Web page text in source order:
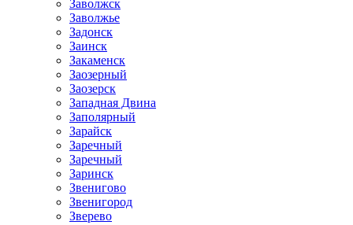
Заволжск
Заволжье
Задонск
Заинск
Закаменск
Заозерный
Заозерск
Западная Двина
Заполярный
Зарайск
Заречный
Заречный
Заринск
Звенигово
Звенигород
Зверево